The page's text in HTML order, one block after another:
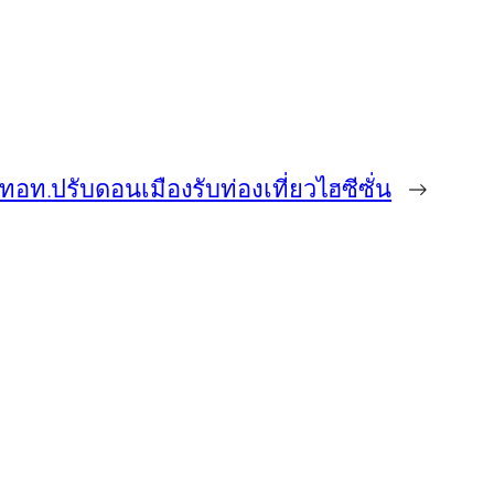
ทอท.ปรับดอนเมืองรับท่องเที่ยวไฮซีซั่น →